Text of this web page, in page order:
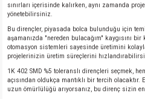
sınırları içerisinde kalırken, aynı zamanda
yönetebilirsiniz.
Bu dirençler, piyasada bolca bulunduğu için
aşamanızda "nereden bulacağım" kaygısını
otomasyon sistemleri sayesinde üretimini
projelerinizin üretim süreçlerini
1K 402 SMD %5 toleranslı dirençleri seçmek,
açısından oldukça mantıklı bir tercih
uzun ömürlülüğü arıyorsanız, bu direnç sizin